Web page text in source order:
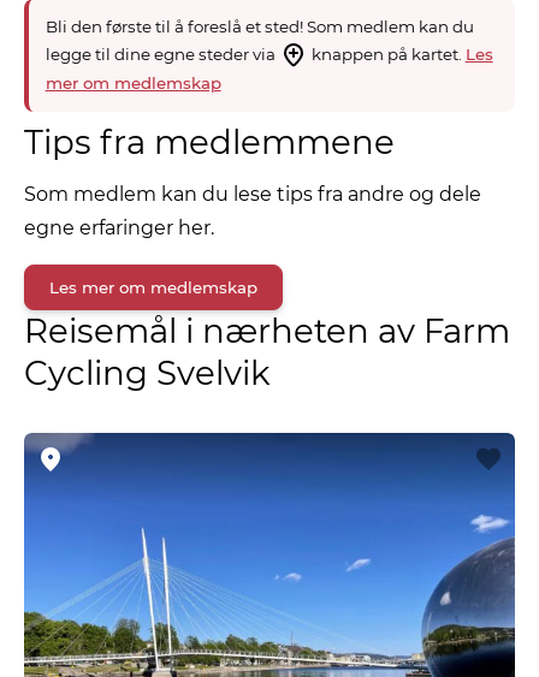
Bli den første til å foreslå et sted! Som medlem kan du
legge til dine egne steder via
knappen på kartet. Les
mer om medlemskap
Tips fra medlemmene
Som medlem kan du lese tips fra andre og dele
egne erfaringer her.
Les mer om medlemskap
Reisemål i nærheten av Farm
Cycling Svelvik